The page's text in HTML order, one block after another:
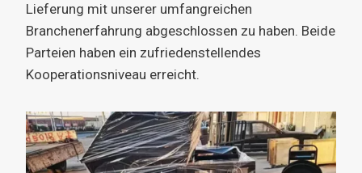
Lieferung mit unserer umfangreichen
Branchenerfahrung abgeschlossen zu haben. Beide
Parteien haben ein zufriedenstellendes
Kooperationsniveau erreicht.